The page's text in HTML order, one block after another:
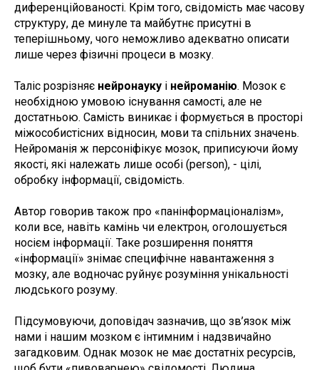
диференційованості. Крім того, свідомість має часову
структуру, де минуле та майбутнє присутні в
теперішньому, чого неможливо адекватно описати
лише через фізичні процеси в мозку.
Таліс розрізняє нейронауку і нейроманію. Мозок є
необхідною умовою існування самості, але не
достатньою. Самість виникає і формується в просторі
міжособистісних відносин, мови та спільних значень.
Нейроманія ж персоніфікує мозок, приписуючи йому
якості, які належать лише особі (person), - цілі,
обробку інформації, свідомість.
Автор говорив також про «панінформаціоналізм»,
коли все, навіть камінь чи електрон, оголошується
носієм інформації. Таке розширення поняття
«інформації» знімає специфічне навантаження з
мозку, але водночас руйнує розуміння унікальності
людського розуму.
Підсумовуючи, доповідач зазначив, що зв’язок між
нами і нашим мозком є інтимним і надзвичайно
загадковим. Однак мозок не має достатніх ресурсів,